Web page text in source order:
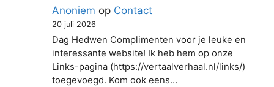
Anoniem op Contact
20 juli 2026
Dag Hedwen Complimenten voor je leuke en
interessante website! Ik heb hem op onze
Links-pagina (https://vertaalverhaal.nl/links/)
toegevoegd. Kom ook eens…